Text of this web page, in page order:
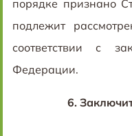
порядке признано
подлежит
соответствии с
Федерации.
6.